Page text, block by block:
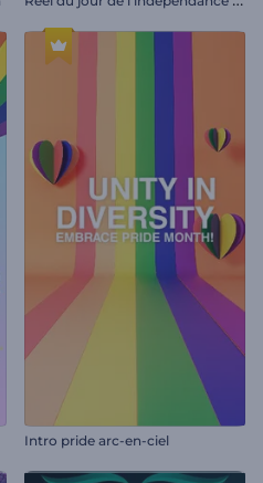
Intro pride arc-en-ciel